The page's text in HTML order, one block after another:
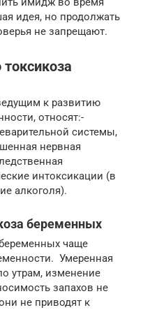
идея, но продолжать
не запрещают.
к развитию
относят:-
системы,
нервная
интоксикации (в
алкоголя).
беременных
чаще
Умеренная
утрам, изменение
запахов не
не приводят к